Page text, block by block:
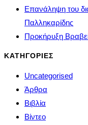
Επανάληψη του
Παλληκαρίδης
Προκήρυξη
ΚΑΤΗΓΟΡΙΕΣ
Uncategorised
Άρθρα
Βιβλία
Βίντεο